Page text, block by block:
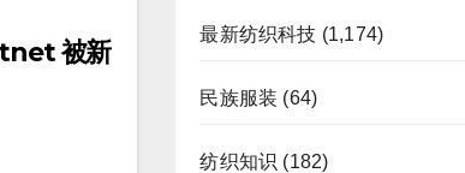
被新
最新纺织科技 (1,174)
民族服装 (64)
纺织知识 (182)